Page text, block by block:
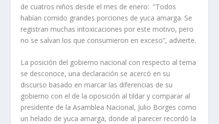
de cuatros niños desde el mes de enero: “Todos
habían comido grandes porciones de yuca amarga. Se
registran muchas intoxicaciones por este motivo, pero
no se salvan los que consumieron en exceso”, advierte.
La posición del gobierno nacional con respecto al tema
se desconoce, una declaración se acercó en su
discurso basado en marcar las diferencias de su
gobierno con el de la oposición al tildar y comparar al
presidente de la Asamblea Nacional, Julio Borges como
un helado de yuca amarga, donde al parecer recordó la